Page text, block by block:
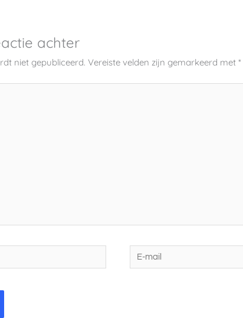
achter
niet gepubliceerd. Vereiste velden zijn gemarkeerd met*
E-
mail